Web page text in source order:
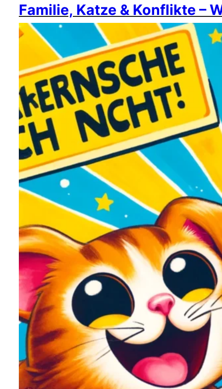
Familie, Katze & Konflikte –